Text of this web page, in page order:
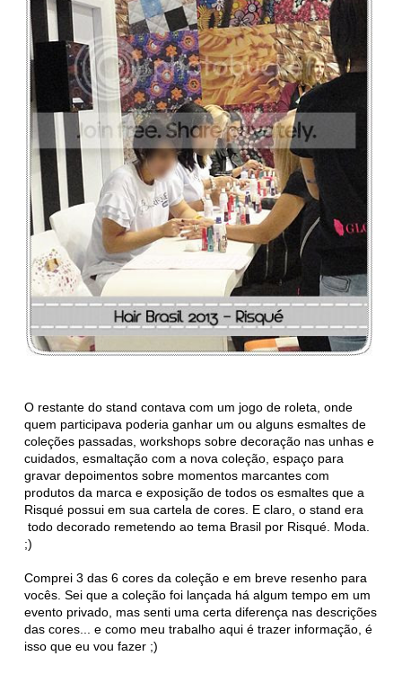
O restante do stand contava com um jogo de roleta, onde
quem participava poderia ganhar um ou alguns esmaltes de
coleções passadas, workshops sobre decoração nas unhas e
cuidados, esmaltação com a nova coleção, espaço para
gravar depoimentos sobre momentos marcantes com
produtos da marca e exposição de todos os esmaltes que a
Risqué possui em sua cartela de cores. E claro, o stand era
todo decorado remetendo ao tema Brasil por Risqué. Moda.
;)
Comprei 3 das 6 cores da coleção e em breve resenho para
vocês. Sei que a coleção foi lançada há algum tempo em um
evento privado, mas senti uma certa diferença nas descrições
das cores... e como meu trabalho aqui é trazer informação, é
isso que eu vou fazer ;)